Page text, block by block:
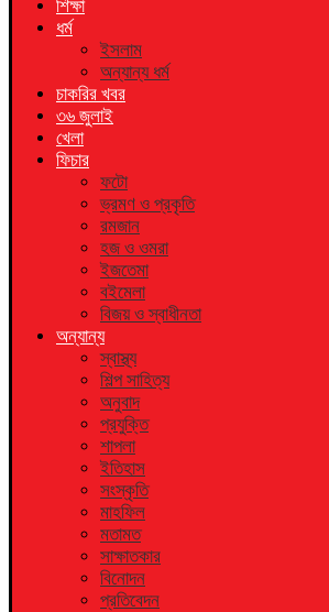
শিক্ষা
ধর্ম
ইসলাম
অন্যান্য ধর্ম
চাকরির খবর
৩৬ জুলাই
খেলা
ফিচার
ফটো
ভ্রমণ ও প্রকৃতি
রমজান
হজ ও ওমরা
ইজতেমা
বইমেলা
বিজয় ও স্বাধীনতা
অন্যান্য
স্বাস্থ্য
শিল্প সাহিত্য
অনুবাদ
প্রযুক্তি
শাপলা
ইতিহাস
সংস্কৃতি
মাহফিল
মতামত
সাক্ষাতকার
বিনোদন
প্রতিবেদন